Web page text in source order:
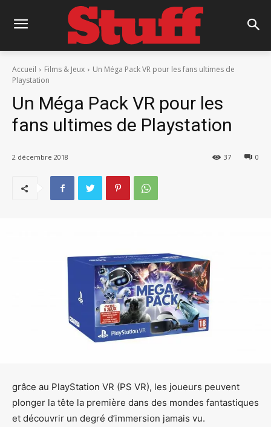
Accueil Films & Jeux
Un Méga Pack VR pour les fans ultimes de
Playstation
Un Méga Pack VR pour les
fans ultimes de Playstation
2 décembre 2018 0
37
grâce au PlayStation VR (PS VR), les joueurs peuvent
plonger la tête la première dans des mondes fantastiques
et découvrir un degré d’immersion jamais vu.